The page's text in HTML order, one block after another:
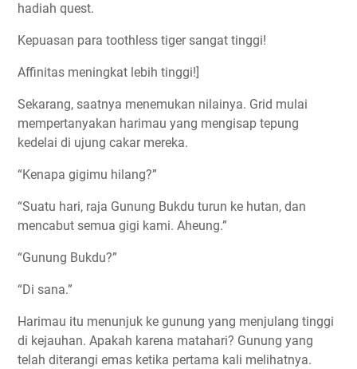
hadiah quest.
Kepuasan para toothless tiger sangat tinggi!
Affinitas meningkat lebih tinggi!]
Sekarang, saatnya menemukan nilainya. Grid mulai
mempertanyakan harimau yang mengisap tepung
kedelai di ujung cakar mereka.
“Kenapa gigimu hilang?”
“Suatu hari, raja Gunung Bukdu turun ke hutan, dan
mencabut semua gigi kami. Aheung.”
“Gunung Bukdu?”
“Di sana.”
Harimau itu menunjuk ke gunung yang menjulang tinggi
di kejauhan. Apakah karena matahari? Gunung yang
telah diterangi emas ketika pertama kali melihatnya.